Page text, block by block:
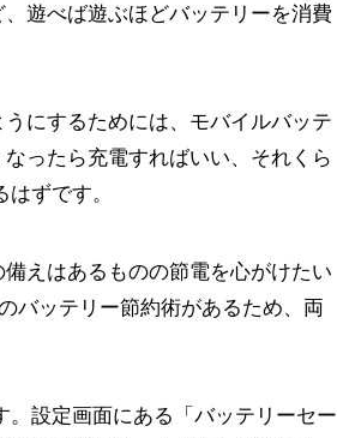
遊べば遊ぶほどバッテリーを消費
にするためには、モバイルバッテ
ったら充電すればいい、それくら
ずです。
えはあるものの節電を心がけたい
バッテリー節約術があるため、両
設定画面にある「バッテリーセー